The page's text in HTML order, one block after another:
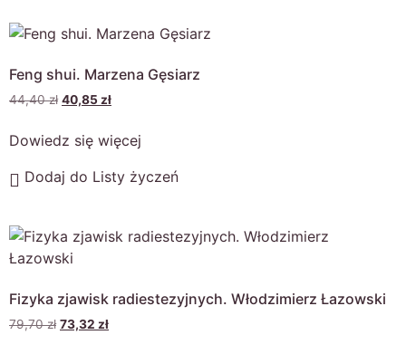
Feng shui. Marzena Gęsiarz
44,40zł 40,85zł
Dowiedz się więcej
Dodaj do Listy życzeń
Fizyka zjawisk radiestezyjnych. Włodzimierz Łazowski
79,70zł 73,32 zł